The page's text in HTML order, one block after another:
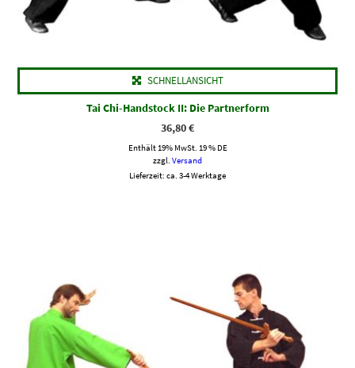
SCHNELLANSICHT
Tai Chi-Handstock II: Die Partnerform
36,80€
Enthält 19% MwSt. 19 % DE
zzgl. Versand
Lieferzeit: ca. 3-4 Werktage